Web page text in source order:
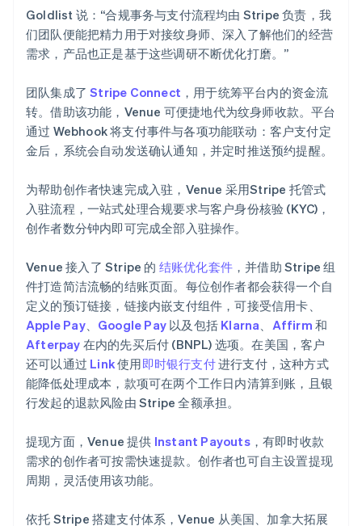
Goldlist 说：“合规事务与支付流程均由 Stripe 负责，我
们团队便能把精力用于对接纹身师、深入了解他们的经营
需求，产品也正是基于这些调研不断优化打磨。”
团队集成了Stripe Connect ，用于统筹平台内的资金流
转。借助该功能，Venue 可便捷地代为纹身师收款。平台
通过 Webhook 将支付事件与各项功能联动：客户支付定
金后，系统会自动发送确认通知，并定时推送预约提醒。
为帮助创作者快速完成入驻，Venue 采用Stripe 托管式
入驻流程，一站式处理合规要求与客户身份核验 (KYC)，
创作者数分钟内即可完成全部入驻操作。
Venue 接入了 Stripe 的 结账优化套件 ，并借助 Stripe 组
件打造简洁流畅的结账页面。每位创作者都会获得一个自
定义的预订链接，链接内嵌支付组件，可接受信用卡、
Apple Pay、 Google Pay 以及包括 Klarna Affirm 和
Afterpay 在内的先买后付 (BNPL) 选项。在美国，客户
还可以通过 Link使用即时银行支付进行支付，这种方式
能降低处理成本，款项可在两个工作日内清算到账，且银
行发起的退款风险由 Stripe 全额承担。
提现方面，Venue 提供 Instant Payouts，有即时收款
需求的创作者可按需快速提款。创作者也可自主设置提现
周期，灵活使用该功能。
依托 Stripe 搭建支付体系，Venue 从美国、加拿大拓展